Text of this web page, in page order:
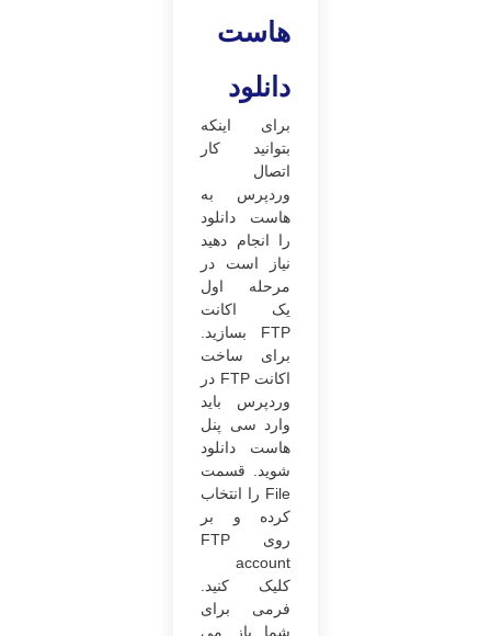
هاست
دانلود
برای ‌اینکه
بتوانید کار
اتصال
وردپرس به
هاست دانلود
را انجام دهید
نیاز است در
مرحله اول
یک اکانت
FTP بسازید.
برای ساخت
اکانت FTP در
وردپرس باید
وارد سی پنل
هاست دانلود
شوید. قسمت
File را انتخاب
کرده و بر
روی FTP
account
کلیک کنید.
فرمی برای
شما باز می